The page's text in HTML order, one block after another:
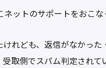
ットのサポートをおこな
れども、返信がなかった
取側でスパム判定され